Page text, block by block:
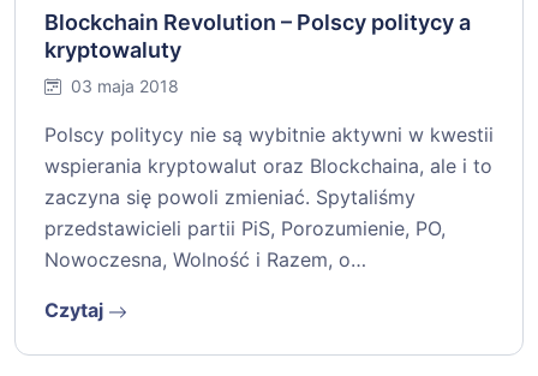
Blockchain Revolution – Polscy politycy a
kryptowaluty
03 maja 2018
Polscy politycy nie są wybitnie aktywni w kwestii
wspierania kryptowalut oraz Blockchaina, ale i to
zaczyna się powoli zmieniać. Spytaliśmy
przedstawicieli partii PiS, Porozumienie, PO,
Nowoczesna, Wolność i Razem, o…
Czytaj